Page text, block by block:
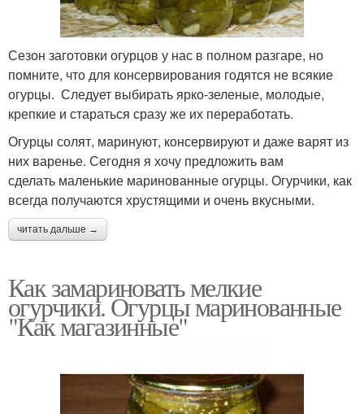
Сезон заготовки огурцов у нас в полном разгаре, но
помните, что для консервирования годятся не всякие
огурцы. Следует выбирать ярко-зеленые, молодые,
крепкие и стараться сразу же их переработать.
Огурцы солят, маринуют, консервируют и даже варят из
них варенье. Сегодня я хочу предложить вам
сделать маленькие маринованные огурцы. Огурчики, как
всегда получаются хрустящими и очень вкусными.
читать дальше →
Как замариновать мелкие
огурчики. Огурцы маринованные
"Как магазинные"